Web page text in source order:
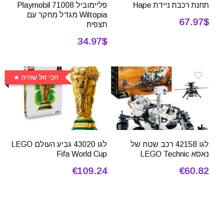
תחנת רכבת ניידת Hape
67.97$
פליימוביל 71008 Playmobil
Wiltopia מגדל מחקר עם
תצפית
34.97$
לגו 42158 רכב שטח של
נאסא LEGO Technic
€60.82
הכי זול שהיה
לגו 43020 גביע העולם LEGO
Fifa World Cup
€109.24